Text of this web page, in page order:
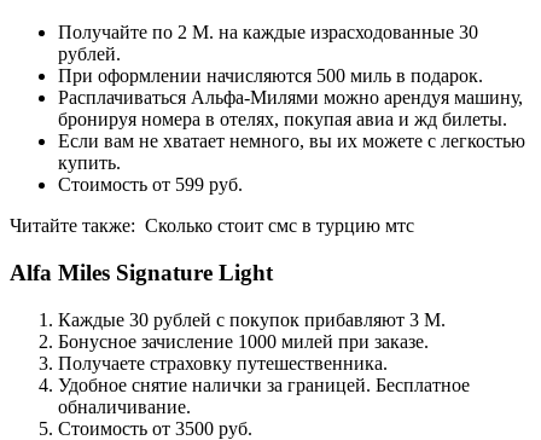
Получайте по 2 M. на каждые израсходованные 30
рублей.
При оформлении начисляются 500 миль в подарок.
Расплачиваться Альфа-Милями можно арендуя машину,
бронируя номера в отелях, покупая авиа и жд билеты.
Если вам не хватает немного, вы их можете с легкостью
купить.
Стоимость от 599 руб.
Читайте также: Сколько стоит смс в турцию мтс
Alfa Miles Signature Light
Каждые 30 рублей с покупок прибавляют 3 M.
Бонусное зачисление 1000 милей при заказе.
Получаете страховку путешественника.
Удобное снятие налички за границей. Бесплатное
обналичивание.
Стоимость от 3500 руб.